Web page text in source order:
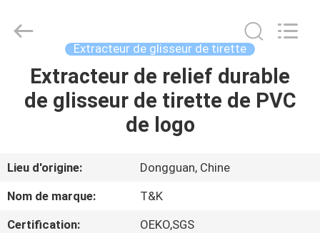
MAISON
AU
SUJET
DE
Garment
Accessories
Extracteur de glisseur de tirette
Extracteur de relief durable
de glisseur de tirette de PVC
de logo
Lieu d'origine:
Dongguan, Chine
Nom de marque:
T&K
Certification:
OEKO,SGS